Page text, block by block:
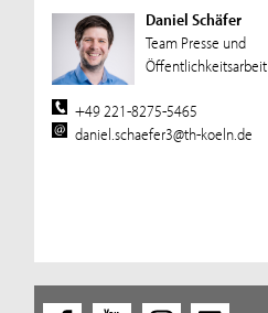
Daniel Schäfer
Team Presse und
Öffentlichkeitsarbeit
+49 221-8275-5465
daniel.schaefer3@th-koeln.de